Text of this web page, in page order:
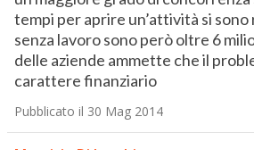
tempi per aprire un’attività si
senza lavoro sono però oltre 6
delle aziende ammette che il
carattere finanziario
Pubblicato il 30 Mag 2014